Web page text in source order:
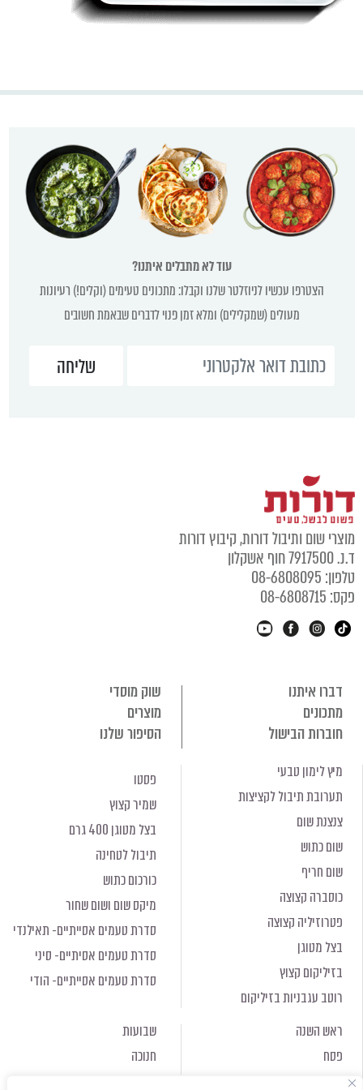
עוד לא מתבלים איתנו?
הצטרפו עכשיו לניוזלטר שלנו וקבלו: מתכונים טעימים (וקלים!) רעיונות
מעולים (שמקלילים) ומלא זמן פנוי לדברים שבאמת חשובים
מוצרי שום ותיבול דורות, קיבוץ דורות
ד.נ. 7917500 חוף אשקלון
טלפון: 08-6808095
פקס: 08-6808715
דברו איתנו
שוק מוסדי
מתכונים
מוצרים
חוברות הבישול
הסיפור שלנו
מיץ לימון טבעי
תערובת תיבול לקציצות
צנצנת שום
שום כתוש
שום חריף
כוסברה קצוצה
פטרוזיליה קצוצה
בצל מטוגן
בזיליקום קצוץ
רוטב עגבניות בזיליקום
פסטו
שמיר קצוץ
בצל מטוגן 400 גרם
תיבול לטחינה
כורכום כתוש
מיקס שום ושום שחור
סדרת טעמים אסייתיים- תאילנדי
סדרת טעמים אסיתיים- סיני
סדרת טעמים אסייתיים- הודי
ראש השנה
פסח
שבועות
חנוכה